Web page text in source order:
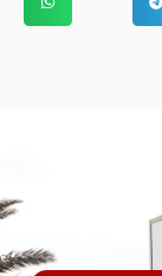
Ingin tahu
Kami Berikan